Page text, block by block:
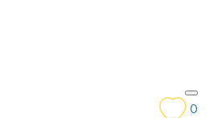
0